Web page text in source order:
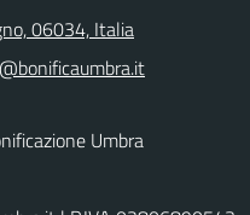
06034, Italia
Umbra